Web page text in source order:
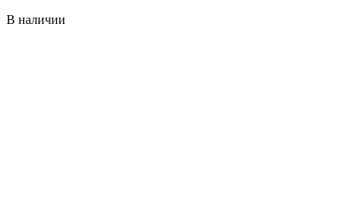
В наличии